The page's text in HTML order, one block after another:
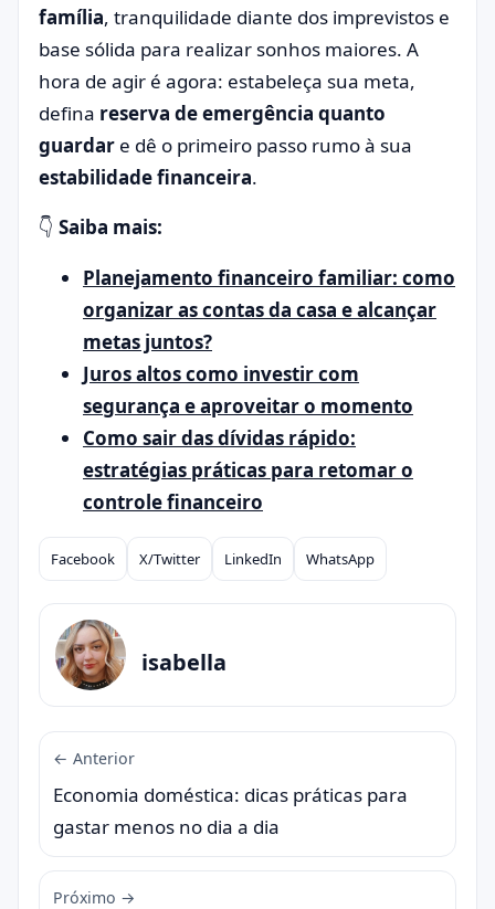
família, tranquilidade diante dos imprevistos e
base sólida para realizar sonhos maiores. A
hora de agir é agora: estabeleça sua meta,
defina reserva de emergência quanto
guardar e dê o primeiro passo rumo à sua
estabilidade financeira.
👇 Saiba mais:
Planejamento financeiro familiar: como
organizar as contas da casa e alcançar
metas juntos?
Juros altos como investir com
segurança e aproveitar o momento
Como sair das dívidas rápido:
estratégias práticas para retomar o
controle financeiro
Compartilhar
Facebook X/Twitter LinkedIn WhatsApp
isabella
← Anterior
Economia doméstica: dicas práticas para
gastar menos no dia a dia
Próximo →